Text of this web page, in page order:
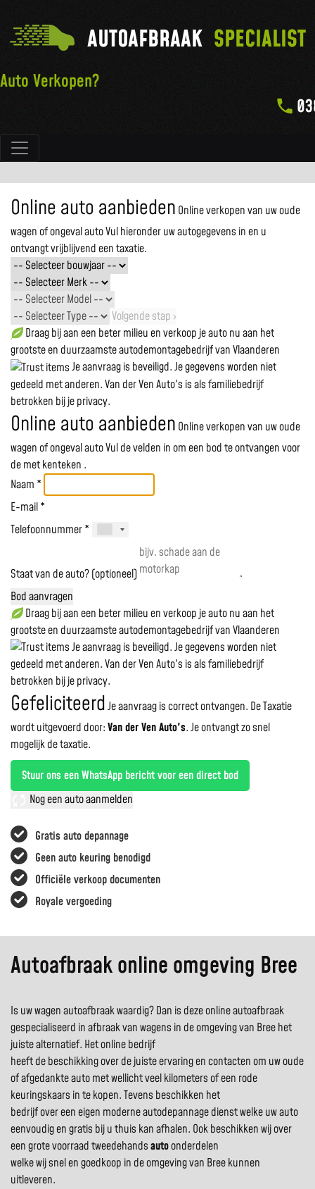
Hoofdnavigatie
AUTOAFBRAAK SPECIALIST
Auto Verkopen?
Gratis auto depannage
Geen auto keuring benodigd
Officiële verkoop documenten
Royale vergoeding
Online auto aanbieden Online verkopen van uw oude
wagen of ongeval autoVul hieronder uw autogegevens in en u
ontvangt vrijblijvend een taxatie.
Volgende stap ›
Draag bij aan een beter milieu en verkoop je auto nu aan het
grootste en duurzaamste autodemontagebedrijf van Vlaanderen
Je aanvraag is beveiligd. Je gegevens worden niet
gedeeld met anderen. Van der Ven Auto's is als familiebedrijf
betrokken bij je privacy.
Online auto aanbieden Online verkopen van uw oude
wagen of ongeval autoVul de velden in om een bod te ontvangen voor
demet kenteken .
Naam *
E-mail *
Telefoonnummer *
Staat van de auto? (optioneel)
Bod aanvragen
Draag bij aan een beter milieu en verkoop je auto nu aan het
grootste en duurzaamste autodemontagebedrijf van Vlaanderen
Je aanvraag is beveiligd. Je gegevens worden niet
gedeeld met anderen. Van der Ven Auto's is als familiebedrijf
betrokken bij je privacy.
GefeliciteerdJe aanvraag is correct ontvangen. De Taxatie
wordt uitgevoerd door:Van der Ven Auto's.Je ontvangt zo snel
mogelijk de taxatie.
Stuur ons een WhatsApp bericht voor een direct bod
Nog een auto aanmelden
Autoafbraak online omgeving Bree
Is uw wagen autoafbraak waardig? Dan is deze online autoafbraak
gespecialiseerd in afbraak van wagens in de omgeving van Bree het
juiste alternatief. Het online bedrijf
heeft de beschikking over de juiste ervaring en contacten om uw oude
of afgedankte auto met wellicht veel kilometers of een rode
keuringskaars in te kopen. Tevens beschikken het
bedrijf over een eigen moderne autodepannage dienst welke uw auto
eenvoudig en gratis bij u thuis kan afhalen. Ook beschikken wij over
een grote voorraad tweedehandsautoonderdelen
welke wij snel en goedkoop in de omgeving van Bree kunnen
uitleveren.